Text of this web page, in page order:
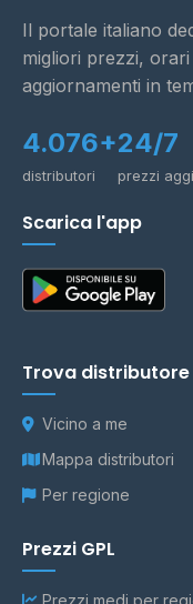
Il portale italiano
migliori prezzi,
aggiornamenti in
4.076+
distributori
24/7
prezzi
Scarica l'app
Trova distributore
Vicino a me
Mappa distributori
Per regione
Prezzi GPL
Prezzi medi per